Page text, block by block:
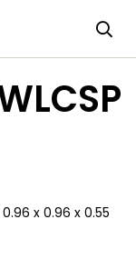
x 0.96 x 0.55